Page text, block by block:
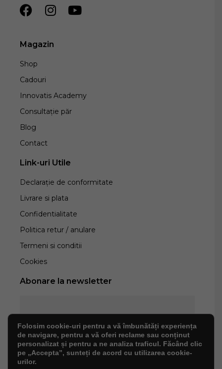
Magazin
Shop
Cadouri
Innovatis Academy
Consultație păr
Blog
Contact
Link-uri Utile
Declarație de conformitate
Livrare si plata
Confidentialitate
Politica retur / anulare
Termeni si conditii
Cookies
Abonare la newsletter
Folosim cookie-uri pentru a vă îmbunătăți experiența
de navigare, pentru a vă oferi reclame sau conținut
personalizat și pentru a ne analiza traficul. Făcând clic
pe „Accepta”, sunteți de acord cu utilizarea cookie-
urilor.